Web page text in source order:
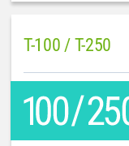
T-100 / T-250